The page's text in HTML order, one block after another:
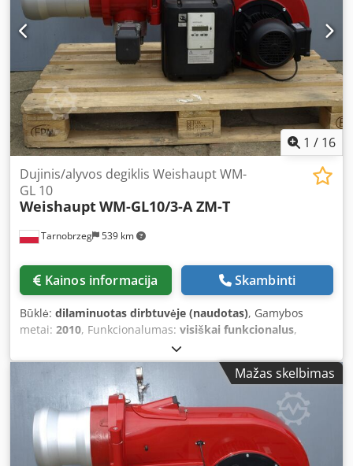
1 / 16
Tarnobrzeg 539 km
Dujinis/alyvos degiklis Weishaupt WM-
GL 10
WeishauptWM-GL10/3-A ZM-T
Kainos informacija Skambinti
Būklė: dilaminuotas dirbtuvėje (naudotas), Gamybos
metai: 2010, Funkcionalumas: visiškai funkcionalus,
, Įranga:
prieinama, Weishaupt WM-GL 10/3-A ZM-T, power output:
110-1000kW. Crjdszcg Hzspfx Af Hsf 3 units available Year
of manufacture: 2010 Burner power adjustment: - Gas:
modulating - Oil: 3-stage Burner gas train: maximum
supply pressure 500mbar (other versions available upon
request) The burner is equipped with a DMV 525 gas valve,
FRS 520 stabilizer, and 520/1 filter. Flame tube extended by
Mažas skelbimas